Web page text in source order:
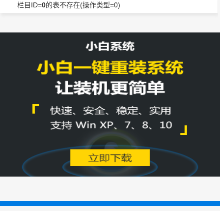
栏目ID=0的表不存在(操作类型=0)